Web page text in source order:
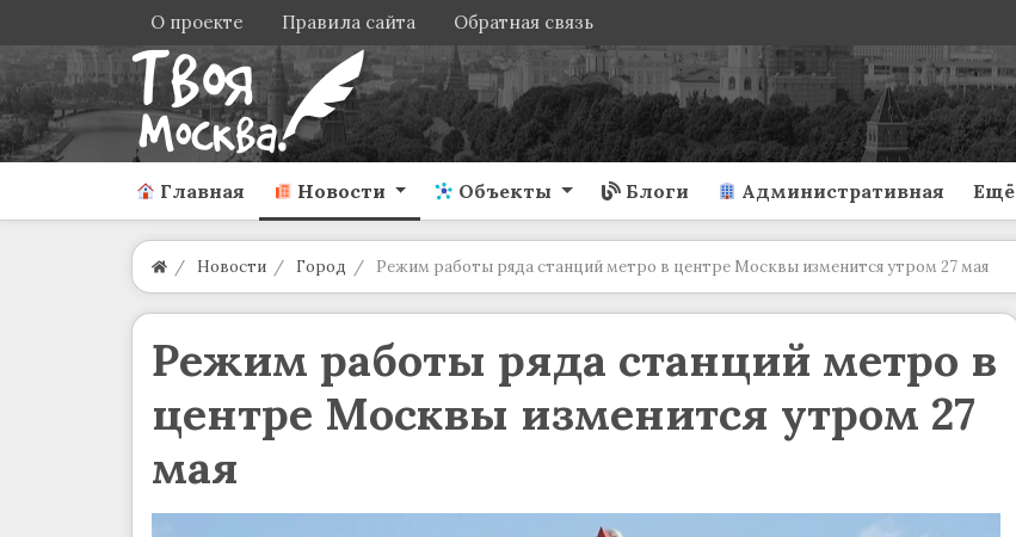
О проекте Правила сайта Обратная связь
Главная Новости Объекты Блоги Административная Ещё
Новости Город Режим работы ряда станций метро в центре Москвы изменится утром 27 мая
Режим работы ряда станций метро в
центре Москвы изменится утром 27
мая